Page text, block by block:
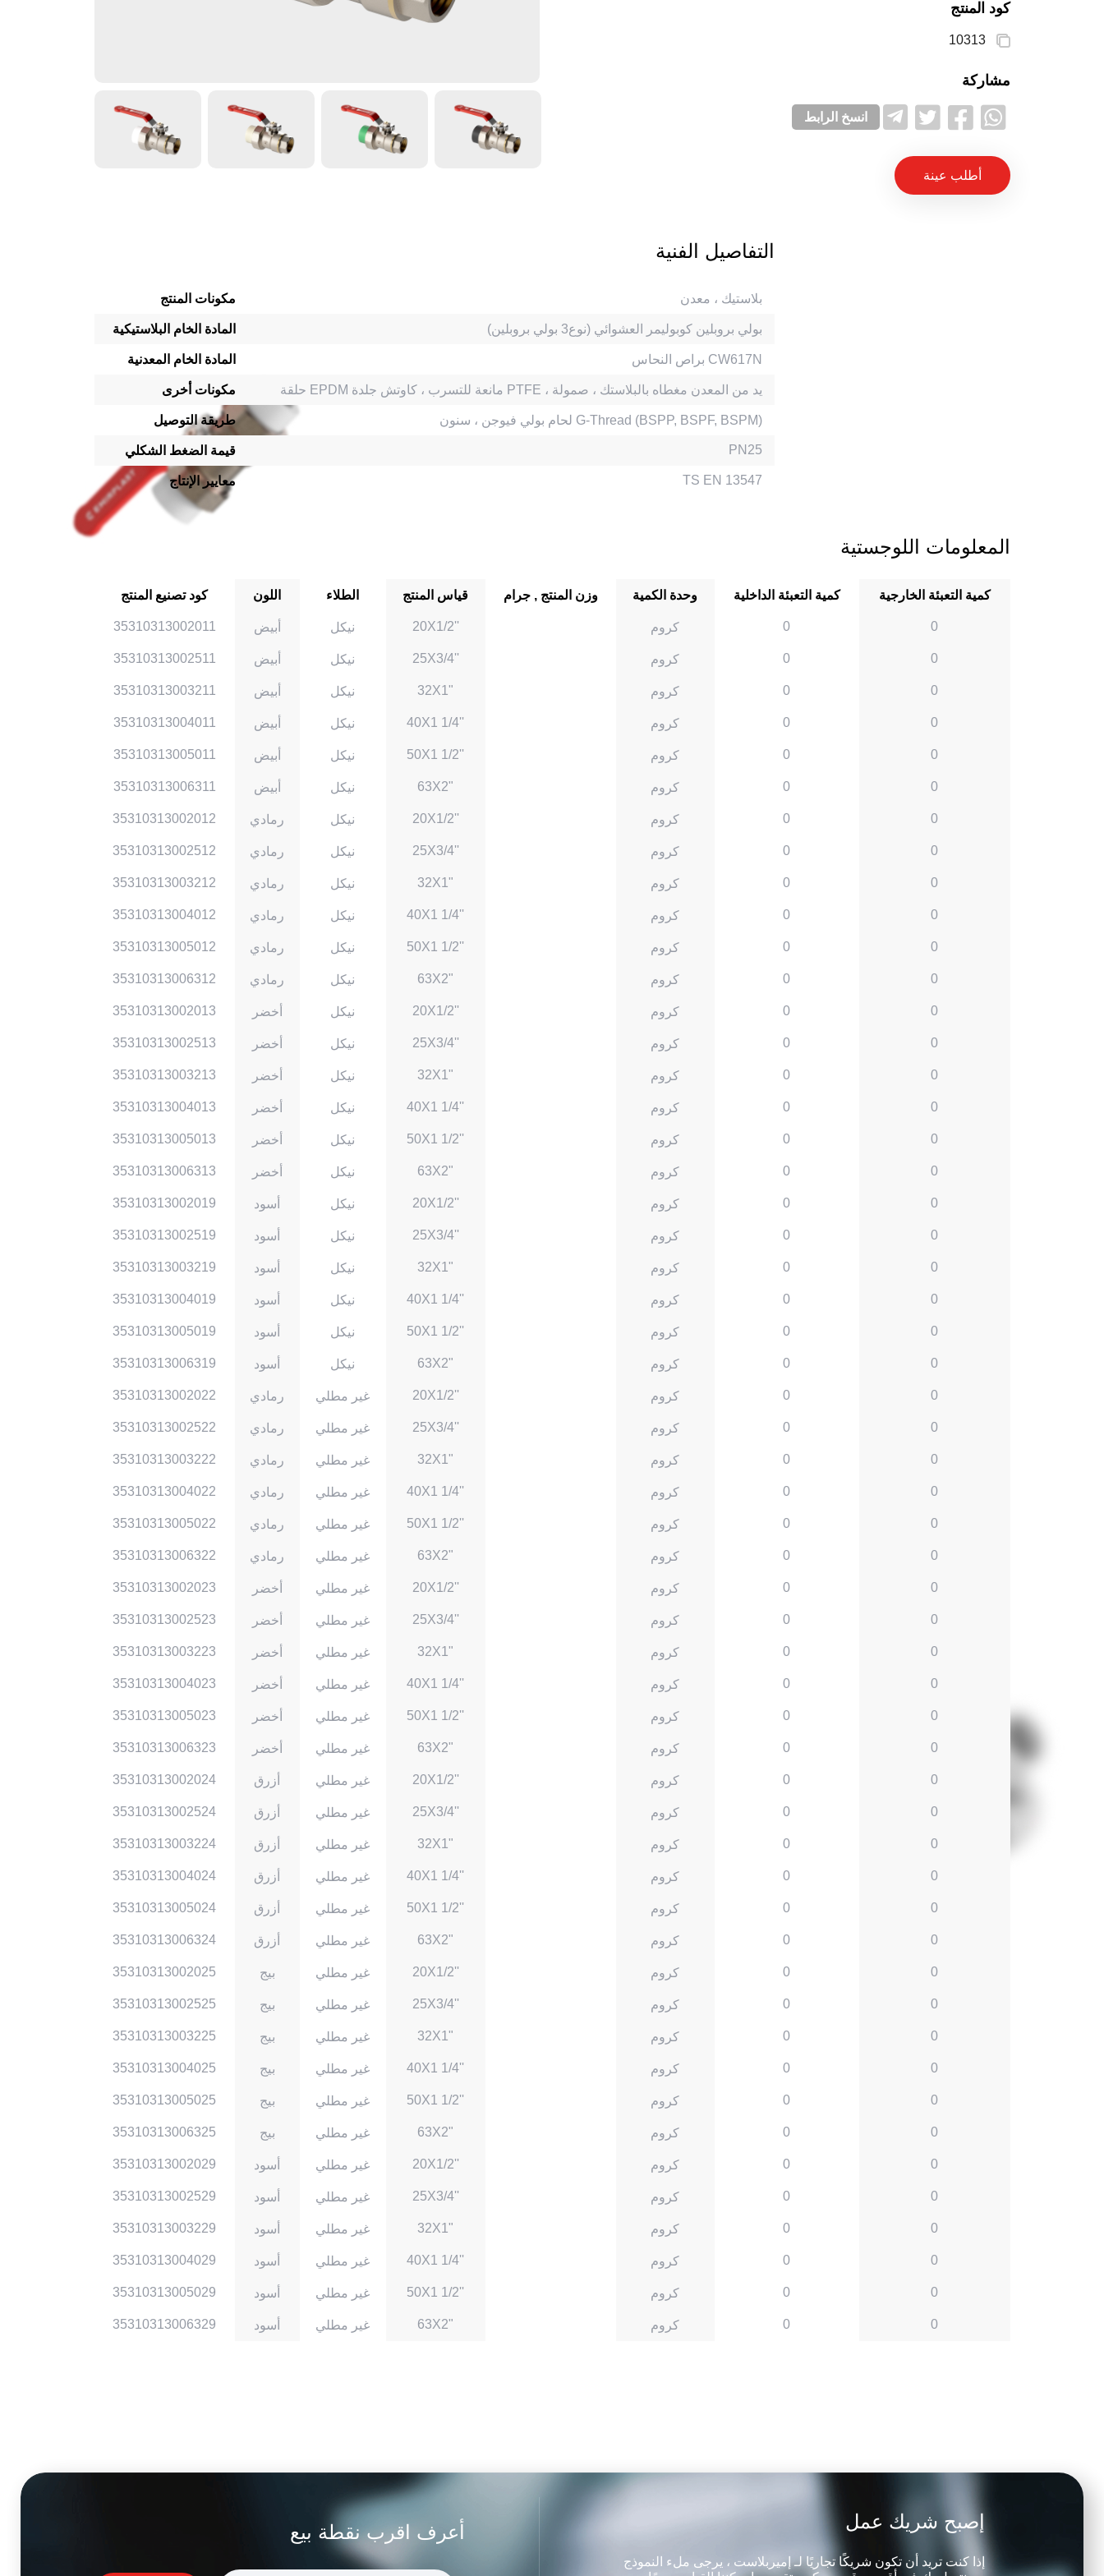
كود المنتج
10313
مشاركة
انسخ الرابط
أطلب عينة
التفاصيل الفنية
مكونات المنتج بلاستيك ، معدن
المادة الخام البلاستيكية بولي بروبلين كوبوليمر العشوائي (نوع3 بولي بروبلين)
المادة الخام المعدنية براص النحاس CW617N
مكونات أخرى حلقة EPDM مانعة للتسرب ، كاوتش جلدة PTFE ، يد من المعدن مغطاه بالبلاستك ، صمولة
طريقة التوصيل لحام بولي فيوجن ، سنون G-Thread (BSPP, BSPF, BSPM)
قيمة الضغط الشكلي PN25
معايير الإنتاج TS EN 13547
المعلومات اللوجستية
كود تصنيع المنتج اللون الطلاء قياس المنتج وزن المنتج , جرام وحدة الكمية كمية التعبئة الداخلية كمية التعبئة الخارجية
35310313002011 أبيض نيكل 20X1/2'' كروم 0 0
35310313002511 أبيض نيكل 25X3/4'' كروم 0 0
35310313003211 أبيض نيكل 32X1" كروم 0 0
35310313004011 أبيض نيكل 40X1 1/4'' كروم 0 0
35310313005011 أبيض نيكل 50X1 1/2'' كروم 0 0
35310313006311 أبيض نيكل 63X2" كروم 0 0
35310313002012 رمادي نيكل 20X1/2'' كروم 0 0
35310313002512 رمادي نيكل 25X3/4'' كروم 0 0
35310313003212 رمادي نيكل 32X1" كروم 0 0
35310313004012 رمادي نيكل 40X1 1/4'' كروم 0 0
35310313005012 رمادي نيكل 50X1 1/2'' كروم 0 0
35310313006312 رمادي نيكل 63X2" كروم 0 0
35310313002013 أخضر نيكل 20X1/2'' كروم 0 0
35310313002513 أخضر نيكل 25X3/4'' كروم 0 0
35310313003213 أخضر نيكل 32X1" كروم 0 0
35310313004013 أخضر نيكل 40X1 1/4'' كروم 0 0
35310313005013 أخضر نيكل 50X1 1/2'' كروم 0 0
35310313006313 أخضر نيكل 63X2" كروم 0 0
35310313002019 أسود نيكل 20X1/2'' كروم 0 0
35310313002519 أسود نيكل 25X3/4'' كروم 0 0
35310313003219 أسود نيكل 32X1" كروم 0 0
35310313004019 أسود نيكل 40X1 1/4'' كروم 0 0
35310313005019 أسود نيكل 50X1 1/2'' كروم 0 0
35310313006319 أسود نيكل 63X2" كروم 0 0
35310313002022 رمادي غير مطلي 20X1/2'' كروم 0 0
35310313002522 رمادي غير مطلي 25X3/4'' كروم 0 0
35310313003222 رمادي غير مطلي 32X1" كروم 0 0
35310313004022 رمادي غير مطلي 40X1 1/4'' كروم 0 0
35310313005022 رمادي غير مطلي 50X1 1/2'' كروم 0 0
35310313006322 رمادي غير مطلي 63X2" كروم 0 0
35310313002023 أخضر غير مطلي 20X1/2'' كروم 0 0
35310313002523 أخضر غير مطلي 25X3/4'' كروم 0 0
35310313003223 أخضر غير مطلي 32X1" كروم 0 0
35310313004023 أخضر غير مطلي 40X1 1/4'' كروم 0 0
35310313005023 أخضر غير مطلي 50X1 1/2'' كروم 0 0
35310313006323 أخضر غير مطلي 63X2" كروم 0 0
35310313002024 أزرق غير مطلي 20X1/2'' كروم 0 0
35310313002524 أزرق غير مطلي 25X3/4'' كروم 0 0
35310313003224 أزرق غير مطلي 32X1" كروم 0 0
35310313004024 أزرق غير مطلي 40X1 1/4'' كروم 0 0
35310313005024 أزرق غير مطلي 50X1 1/2'' كروم 0 0
35310313006324 أزرق غير مطلي 63X2" كروم 0 0
35310313002025 بيج غير مطلي 20X1/2'' كروم 0 0
35310313002525 بيج غير مطلي 25X3/4'' كروم 0 0
35310313003225 بيج غير مطلي 32X1" كروم 0 0
35310313004025 بيج غير مطلي 40X1 1/4'' كروم 0 0
35310313005025 بيج غير مطلي 50X1 1/2'' كروم 0 0
35310313006325 بيج غير مطلي 63X2" كروم 0 0
35310313002029 أسود غير مطلي 20X1/2'' كروم 0 0
35310313002529 أسود غير مطلي 25X3/4'' كروم 0 0
35310313003229 أسود غير مطلي 32X1" كروم 0 0
35310313004029 أسود غير مطلي 40X1 1/4'' كروم 0 0
35310313005029 أسود غير مطلي 50X1 1/2'' كروم 0 0
35310313006329 أسود غير مطلي 63X2" كروم 0 0
أعرف اقرب نقطة بيع إصبح شريك عمل
إذا كنت تريد أن تكون شريكًا تجاريًا لـ إميربلاست ، يرجى ملء النموذج